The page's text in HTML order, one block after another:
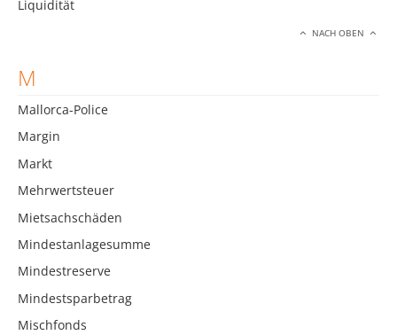
Liquidität
NACH OBEN
M
Mallorca-Police
Margin
Markt
Mehrwertsteuer
Mietsachschäden
Mindestanlagesumme
Mindestreserve
Mindestsparbetrag
Mischfonds